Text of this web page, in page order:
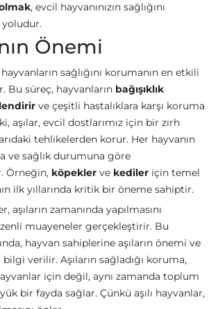
, evcil hayvanınızın sağlığını
yoludur.
Önemi
sağlığını korumanın en etkili
Bu süreç, hayvanların bağışıklık
ve çeşitli hastalıklara karşı koruma
aşılar, evcil dostlarımız için bir zırh
tehlikelerden korur. Her hayvanın
ve sağlık durumuna göre
Örneğin, köpekler ve kediler için temel
ilk yıllarında kritik bir öneme sahiptir.
aşıların zamanında yapılmasını
muayeneler gerçekleştirir. Bu
hayvan sahiplerine aşıların önemi ve
verilir. Aşıların sağladığı koruma,
için değil, aynı zamanda toplum
bir fayda sağlar. Çünkü aşılı hayvanlar,